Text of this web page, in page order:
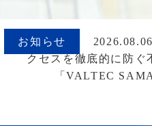
お知らせ
クセスを徹底的に防ぐ
「VALTEC